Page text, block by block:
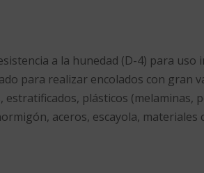
a la hunedad (D-4) para uso
para realizar encolados con gran
plásticos (melaminas,
aceros, escayola, materiales